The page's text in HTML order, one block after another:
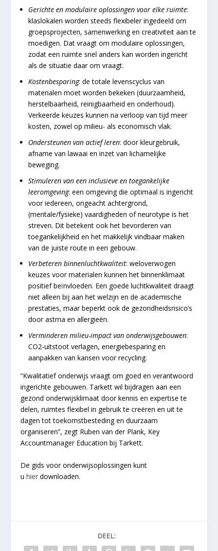
Gerichte en modulaire oplossingen voor elke ruimte:
klaslokalen worden steeds flexibeler ingedeeld om
groepsprojecten, samenwerking en creativiteit aan te
moedigen. Dat vraagt om modulaire oplossingen,
zodat een ruimte snel anders kan worden ingericht
als de situatie daar om vraagt.
Kostenbesparing: de totale levenscyclus van
materialen moet worden bekeken (duurzaamheid,
herstelbaarheid, reinigbaarheid en onderhoud).
Verkeerde keuzes kunnen na verloop van tijd meer
kosten, zowel op milieu- als economisch vlak.
Ondersteunen van actief leren: door kleurgebruik,
afname van lawaai en inzet van lichamelijke
beweging.
Stimuleren van een inclusieve en toegankelijke
leeromgeving: een omgeving die optimaal is ingericht
voor iedereen, ongeacht achtergrond,
(mentale/fysieke) vaardigheden of neurotype is het
streven. Dit betekent ook het bevorderen van
toegankelijkheid en het makkelijk vindbaar maken
van de juiste route in een gebouw.
Verbeteren binnenluchtkwaliteit: weloverwogen
keuzes voor materialen kunnen het binnenklimaat
positief beïnvloeden. Een goede luchtkwaliteit draagt
niet alleen bij aan het welzijn en de academische
prestaties, maar beperkt ook de gezondheidsrisico’s
door astma en allergieën.
Verminderen milieu-impact van onderwijsgebouwen:
CO2-uitstoot verlagen, energiebesparing en
aanpakken van kansen voor recycling.
“Kwalitatief onderwijs vraagt om goed en verantwoord
ingerichte gebouwen. Tarkett wil bijdragen aan een
gezond onderwijsklimaat door kennis en expertise te
delen, ruimtes flexibel in gebruik te creëren en uit te
dagen tot toekomstbesteding en duurzaam
organiseren”, zegt Ruben van der Plank, Key
Accountmanager Education bij Tarkett.
De gids voor onderwijsoplossingen kunt
uhier downloaden.
DEEL: